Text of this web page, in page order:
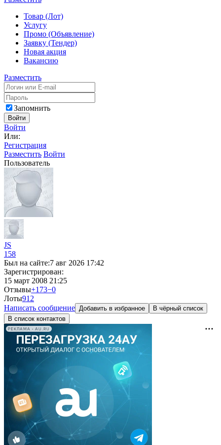
Товар (Лот)
Услугу
Промо (Объявление)
Заявку (Тендер)
Новая акция
Вакансию
Разместить
Запомнить
Войти
Войти
Или:
Регистрация
Разместить Войти
Пользователь
JS
158
Был на сайте:7 авг 2026 17:42
Зарегистрирован:
15 март 2008 21:25
Отзывы+173−0
Лоты912
Написать сообщение Добавить в избранное
В чёрный список
В список контактов
РЕКЛАМА • AU.RU